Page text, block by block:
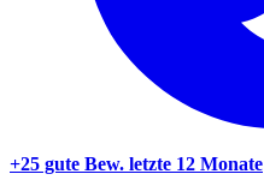
+25 gute Bew. letzte 12 Monate